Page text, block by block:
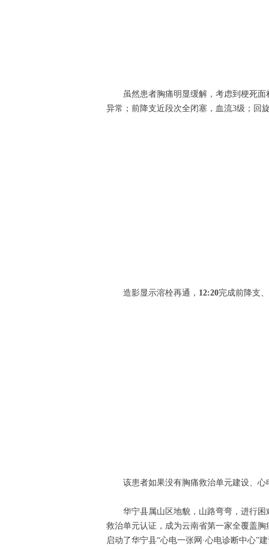
虽然患者胸痛明显缓解，考虑到梗死面
异常；前降支近段次全闭塞，血流3级；回
造影显示溶栓再通， 12:20完成前降支
该患者如果没有胸痛救治单元建设、
华宁县属⼭区地貌，⼭路弯弯，进⾏
救治单元认证，成为云南省第一家全覆盖
启动了华宁县“心电一张网·心电诊断中心”